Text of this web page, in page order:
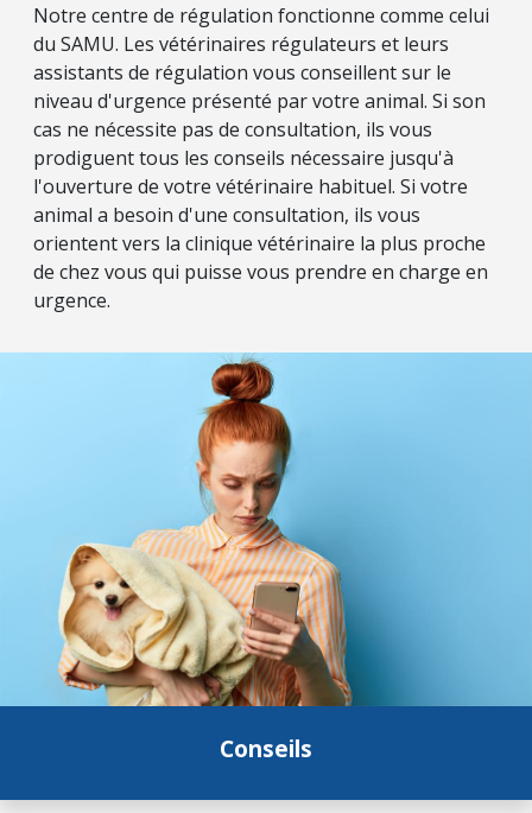
Notre centre de régulation fonctionne comme celui
du SAMU. Les vétérinaires régulateurs et leurs
assistants de régulation vous conseillent sur le
niveau d'urgence présenté par votre animal. Si son
cas ne nécessite pas de consultation, ils vous
prodiguent tous les conseils nécessaire jusqu'à
l'ouverture de votre vétérinaire habituel. Si votre
animal a besoin d'une consultation, ils vous
orientent vers la clinique vétérinaire la plus proche
de chez vous qui puisse vous prendre en charge en
urgence.
Conseils